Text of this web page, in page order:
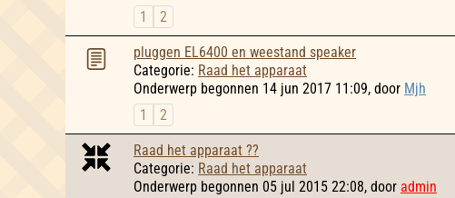
1
2
pluggen EL6400 en weestand speaker
Categorie: Raad het apparaat
Onderwerp begonnen 14 jun 2017 11:09, door Mjh
1
2
Raad het apparaat ??
Categorie: Raad het apparaat
Onderwerp begonnen 05 jul 2015 22:08, door admin